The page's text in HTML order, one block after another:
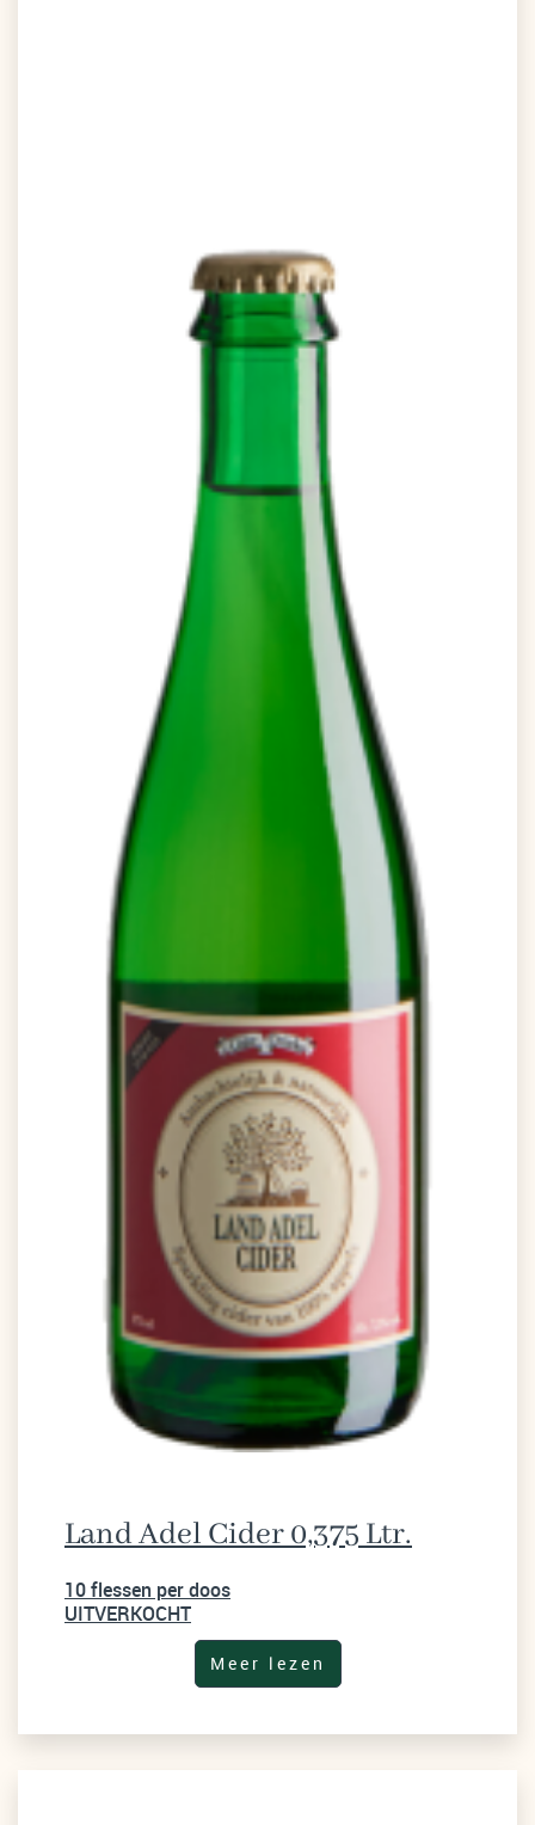
Land Adel Cider 0,375 Ltr.
10 flessen per doos
UITVERKOCHT
Meer lezen